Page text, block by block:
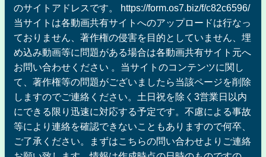
のサイトアドレスです。 https://form.os7.biz/f/c82c6596/
当サイトは各動画共有サイトへのアップロードは行なっ
ておりません、著作権の侵害を目的としていません、埋
め込み動画等に問題がある場合は各動画共有サイト元へ
お問い合わせください 。当サイトのコンテンツに関し
て、著作権等の問題がございましたら当該ページを削除
しますのでご連絡ください。土日祝を除く3営業日以内
にできる限り迅速に対応する予定です。不慮による事故
等により連絡を確認できないこともありますので何卒、
ご了承ください。まずはこちらの問い合わせよりご連絡